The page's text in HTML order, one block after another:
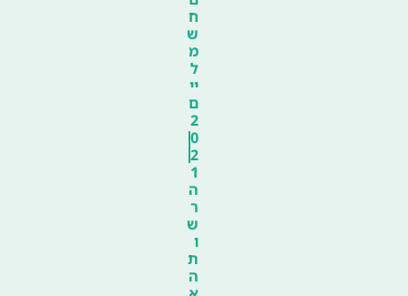
ח
ש
מ
ל
יי
ם
2
0
2
1
ה
ר
ש
ו
ת
ה